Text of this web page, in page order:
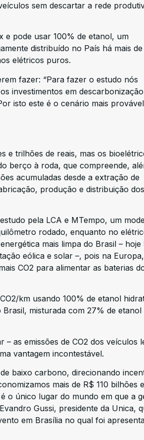
sem descartar a rede
e pode usar 100% de etanol, um
distribuído no País há mais de
elétricos puros.
fazer: “Para fazer o estudo nós
investimentos em
isto este é o cenário mais
e trilhões de reais, mas os
berço à roda, que compreende,
acumuladas desde a extração de
produção e distribuição dos
pela LCA e MTempo, um
rodado, enquanto no
mais limpa do Brasil – hoje
eólica e solar –, pois na
CO2 para alimentar as baterias
km usando 100% de etanol
misturada com 27% de etanol
as emissões de CO2 dos veículos
vantagem incontestável.
baixo carbono, direcionando
mais de R$ 110 bilhões e
o único lugar do mundo em que a
Gussi, presidente da Unica,
em Brasília no qual foi